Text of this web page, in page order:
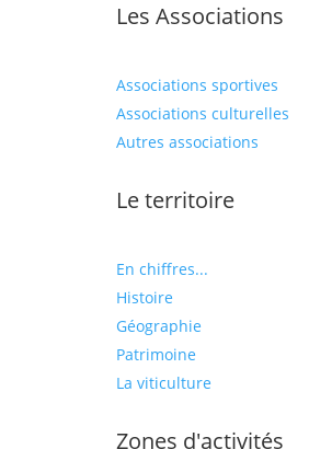
Les Associations
Associations sportives
Associations culturelles
Autres associations
Le territoire
En chiffres...
Histoire
Géographie
Patrimoine
La viticulture
Zones d'activités